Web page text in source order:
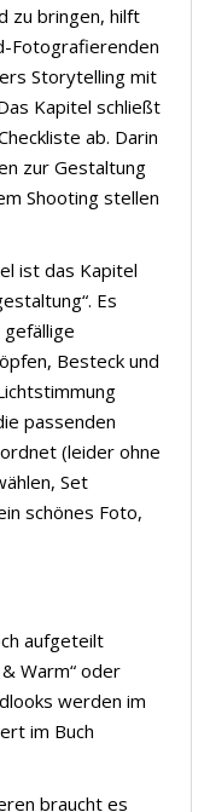
zu bringen, hilft
Fotografierenden
Storytelling mit
Kapitel schließt
ab. Darin
zur Gestaltung
Shooting stellen
ist das Kapitel
Es
Besteck und
passenden
(leider ohne
Set
schönes Foto,
aufgeteilt
Warm“ oder
werden im
im Buch
braucht es